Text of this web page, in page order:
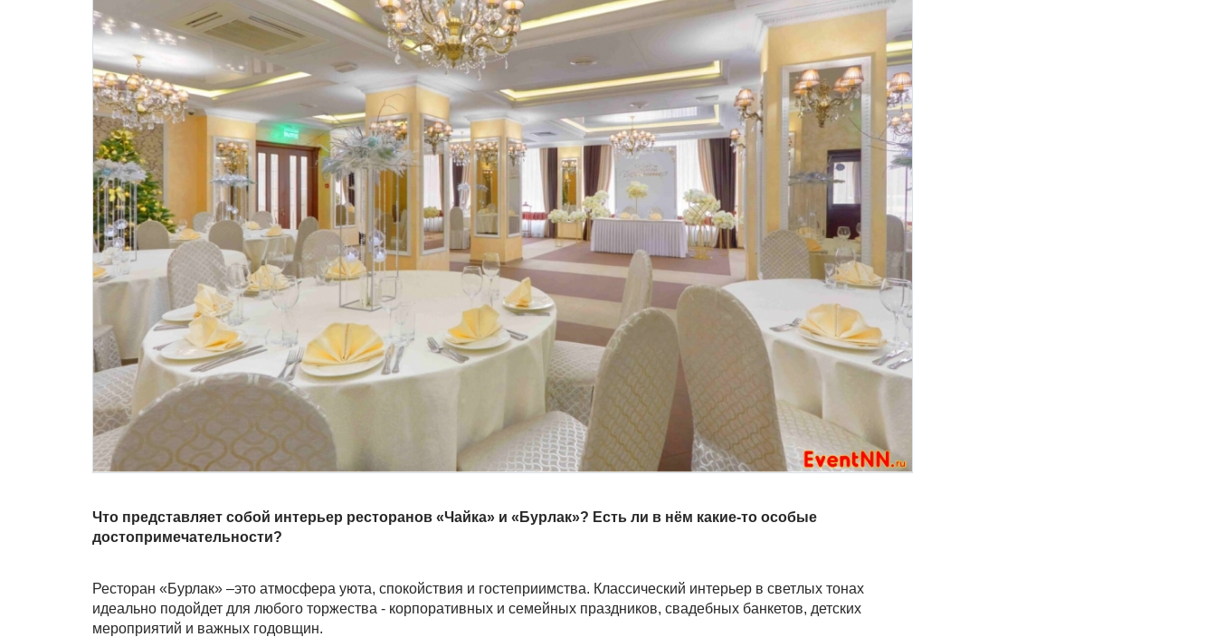
Что представляет собой интерьер ресторанов «Чайка» и «Бурлак»? Есть ли в нём какие-то особые
достопримечательности?
Ресторан «Бурлак» –это атмосфера уюта, спокойствия и гостеприимства. Классический интерьер в светлых тонах
идеально подойдет для любого торжества - корпоративных и семейных праздников, свадебных банкетов, детских
мероприятий и важных годовщин.